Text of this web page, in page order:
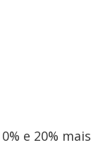
e 20% mais